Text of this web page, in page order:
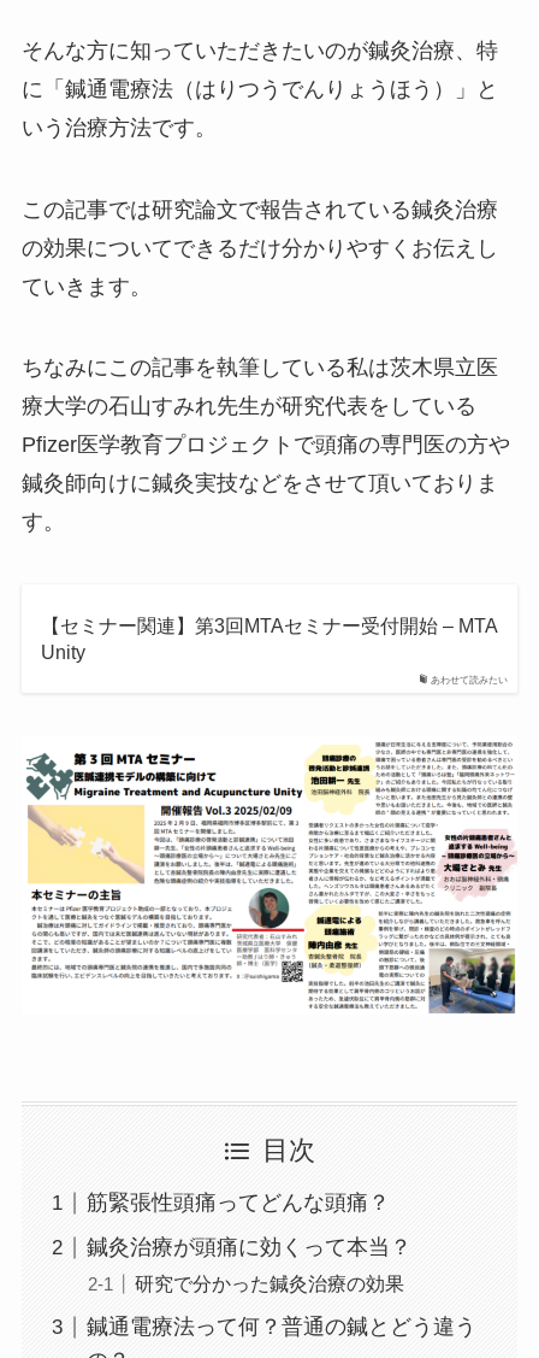
そんな方に知っていただきたいのが鍼灸治療、特
に「鍼通電療法（はりつうでんりょうほう）」と
いう治療方法です。
この記事では研究論文で報告されている鍼灸治療
の効果についてできるだけ分かりやすくお伝えし
ていきます。
ちなみにこの記事を執筆している私は茨木県立医
療大学の石山すみれ先生が研究代表をしている
Pfizer医学教育プロジェクトで頭痛の専門医の方や
鍼灸師向けに鍼灸実技などをさせて頂いておりま
す。
あわせて読みたい
【セミナー関連】第3回MTAセミナー受付開始 – MTA
Unity
目次
筋緊張性頭痛ってどんな頭痛？
鍼灸治療が頭痛に効くって本当？
研究で分かった鍼灸治療の効果
鍼通電療法って何？普通の鍼とどう違う